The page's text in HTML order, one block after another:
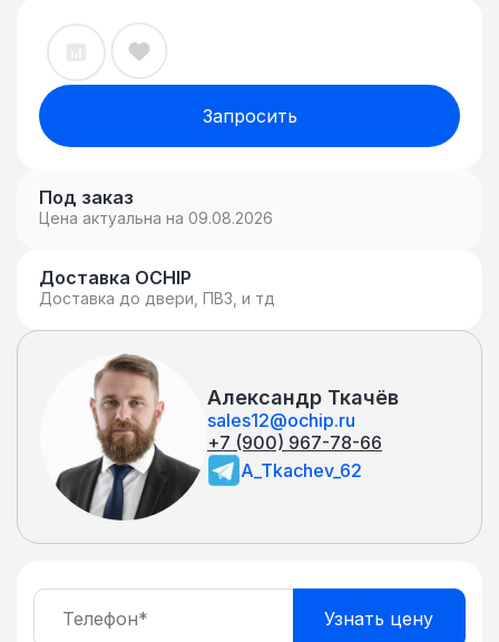
Запросить
Под заказ
Цена актуальна на 09.08.2026
Доставка OCHIP
Доставка до двери, ПВЗ, и тд
Александр Ткачёв
sales12@ochip.ru
+7 (900) 967-78-66
A_Tkachev_62